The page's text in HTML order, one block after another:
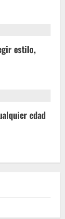
estilo,
edad